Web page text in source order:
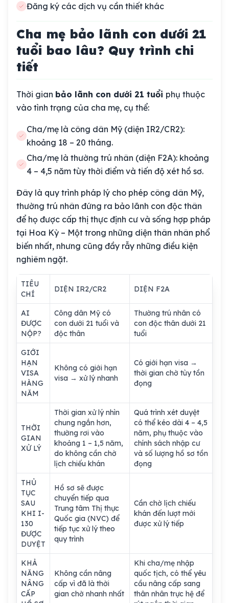
Đăng ký các dịch vụ cần thiết khác
Cha mẹ bảo lãnh con dưới 21
tuổi bao lâu? Quy trình chi
tiết
Thời gian bảo lãnh con dưới 21 tuổi phụ thuộc
vào tình trạng của cha mẹ, cụ thể:
Cha/mẹ là công dân Mỹ (diện IR2/CR2):
khoảng 18 – 20 tháng.
Cha/mẹ là thường trú nhân (diện F2A): khoảng
4 – 4,5 năm tùy thời điểm và tiến độ xét hồ sơ.
Đây là quy trình pháp lý cho phép công dân Mỹ,
thường trú nhân đứng ra bảo lãnh con độc thân
để họ được cấp thị thực định cư và sống hợp pháp
tại Hoa Kỳ – Một trong những diện thân nhân phổ
biến nhất, nhưng cũng đầy rẫy những điều kiện
nghiêm ngặt.
TIÊU
CHÍ
DIỆN IR2/CR2 DIỆN F2A
AI
ĐƯỢC
NỘP?
Công dân Mỹ có
con dưới 21 tuổi và
độc thân
Thường trú nhân có
con độc thân dưới 21
tuổi
GIỚI
HẠN
VISA
HÀNG
NĂM
Không có giới hạn
visa → xử lý nhanh
Có giới hạn visa →
thời gian chờ tùy tồn
đọng
THỜI
GIAN
XỬ LÝ
Thời gian xử lý nhìn
chung ngắn hơn,
thường rơi vào
khoảng 1 – 1,5 năm,
do không cần chờ
lịch chiếu khán
Quá trình xét duyệt
có thể kéo dài 4 – 4,5
năm, phụ thuộc vào
chính sách nhập cư
và số lượng hồ sơ tồn
đọng
THỦ
TỤC
SAU
KHI I-
130
ĐƯỢC
DUYỆT
Hồ sơ sẽ được
chuyển tiếp qua
Trung tâm Thị thực
Quốc gia (NVC) để
tiếp tục xử lý theo
quy trình
Cần chờ lịch chiếu
khán đến lượt mới
được xử lý tiếp
KHẢ
NĂNG
NÂNG
CẤP
Không cần nâng
cấp vì đã là thời
gian chờ nhanh nhất
Khi cha/mẹ nhập
quốc tịch, có thể yêu
cầu nâng cấp sang
thân nhân trực hệ để